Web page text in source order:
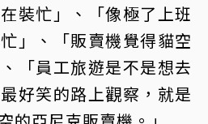
裝忙」、「像極了上班
」、「販賣機覺得貓空
「員工旅遊是不是想去
好笑的路上觀察，就是